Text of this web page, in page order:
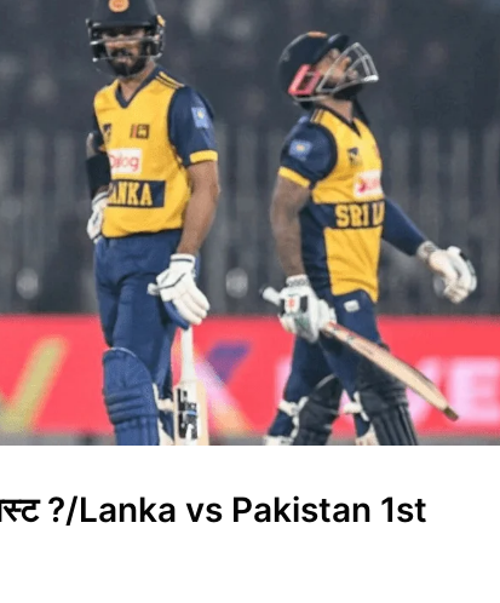
?/Lanka vs Pakistan 1st